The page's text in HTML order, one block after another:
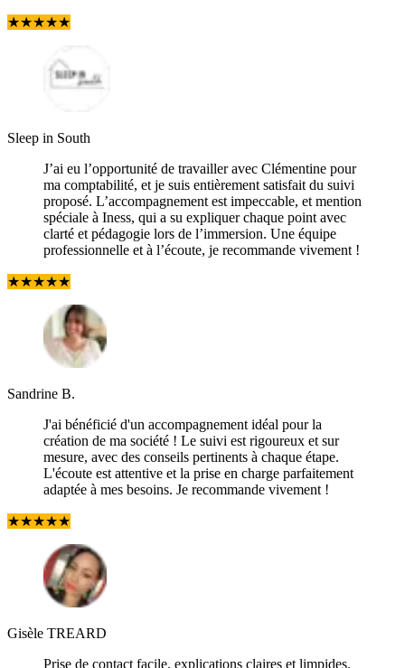
★★★★★
Sleep in South
J’ai eu l’opportunité de travailler avec Clémentine pour
ma comptabilité, et je suis entièrement satisfait du suivi
proposé. L’accompagnement est impeccable, et mention
spéciale à Iness, qui a su expliquer chaque point avec
clarté et pédagogie lors de l’immersion. Une équipe
professionnelle et à l’écoute, je recommande vivement !
★★★★★
Sandrine B.
J'ai bénéficié d'un accompagnement idéal pour la
création de ma société ! Le suivi est rigoureux et sur
mesure, avec des conseils pertinents à chaque étape.
L'écoute est attentive et la prise en charge parfaitement
adaptée à mes besoins. Je recommande vivement !
★★★★★
Gisèle TREARD
Prise de contact facile, explications claires et limpides.